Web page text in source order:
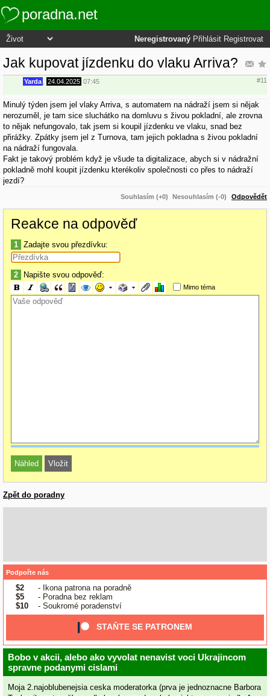
poradna.net
Neregistrovaný Přihlásit Registrovat
Jak kupovat jízdenku do vlaku Arriva?
Yarda 24.04.2025 07:45 #11
Minulý týden jsem jel vlaky Arriva, s automatem na nádraží jsem si nějak
nerozuměl, je tam sice sluchátko na domluvu s živou pokladní, ale zrovna
to nějak nefungovalo, tak jsem si koupil jízdenku ve vlaku, snad bez
přirážky. Zpátky jsem jel z Turnova, tam jejich pokladna s živou pokladní
na nádraží fungovala.
Fakt je takový problém když je všude ta digitalizace, abych si v nádražní
pokladně mohl koupit jízdenku kterékoliv společnosti co přes to nádraží
jezdí?
Souhlasím (+0) Nesouhlasím (-0) Odpovědět
Reakce na odpověď
1 Zadajte svou přezdívku:
2 Napište svou odpověď:
Mimo téma
Zpět do poradny
Podpořte nás
$2
- Ikona patrona na poradně
$5
- Poradna bez reklam
$10
- Soukromé poradenství
STAŇTE SE PATRONEM
Bobo v akcii, alebo ako vyvolat nenavist voci Ukrajincom
spravne podanymi cislami
Moja 2.najoblubenejsia ceska moderatorka (prva je jednoznacne Barbora